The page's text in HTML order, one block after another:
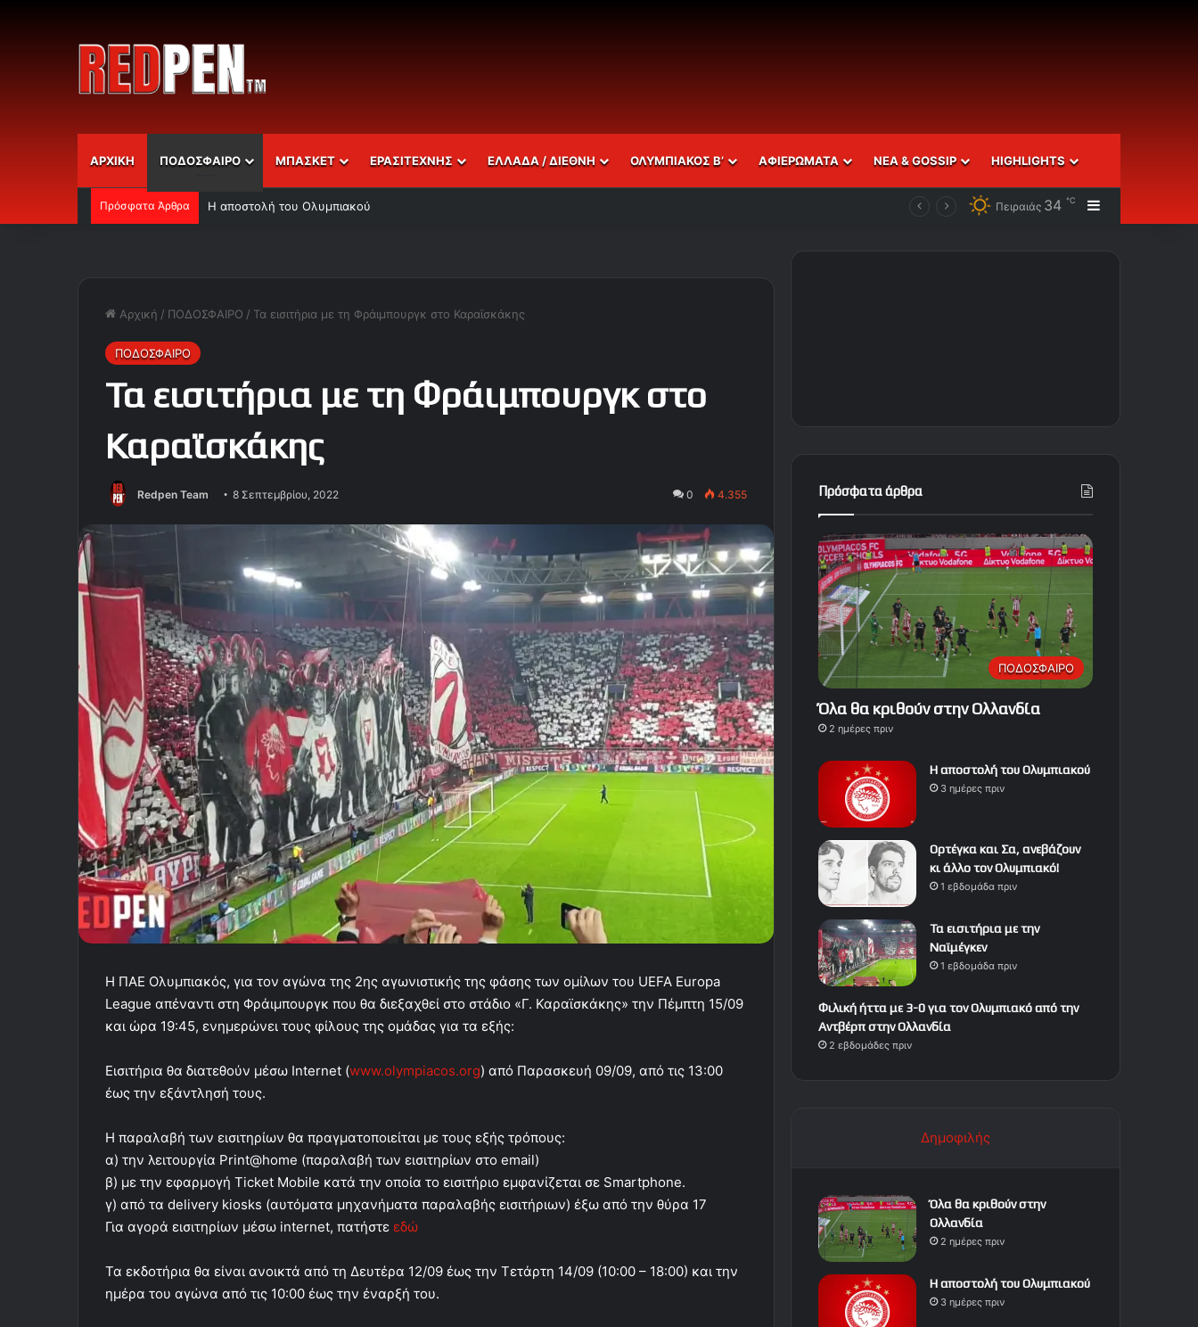
ΑΡΧΙΚΗ ΠΟΔΟΣΦΑΙΡΟ ΜΠΑΣΚΕΤ ΕΡΑΣΙΤΕΧΝΗΣ ΕΛΛΑΔΑ / ΔΙΕΘΝΗ ΟΛΥΜΠΙΑΚΟΣ Β’ ΑΦΙΕΡΩΜΑΤΑ ΝΕΑ & GOSSIP HIGHLIGHTS
Πρόσφατα Άρθρα Η αποστολή του Ολυμπιακού Πειραιάς 34 ℃ Sidebar
Αρχική / ΠΟΔΟΣΦΑΙΡΟ / Τα εισιτήρια με τη Φράιμπουργκ στο Καραϊσκάκης
ΠΟΔΟΣΦΑΙΡΟ
Τα εισιτήρια με τη Φράιμπουργκ στο
Καραϊσκάκης
Redpen Team 8 Σεπτεμβρίου, 2022 0 4.355
H ΠΑΕ Ολυμπιακός, για τον αγώνα της 2ης αγωνιστικής της φάσης των ομίλων του UEFA Europa
League απέναντι στη Φράιμπουργκ που θα διεξαχθεί στο στάδιο «Γ. Καραϊσκάκης» την Πέμπτη 15/09
και ώρα 19:45, ενημερώνει τους φίλους της ομάδας για τα εξής:
Εισιτήρια θα διατεθούν μέσω Internet (www.olympiacos.org) από Παρασκευή 09/09, από τις 13:00
έως την εξάντλησή τους.
Η παραλαβή των εισιτηρίων θα πραγματοποιείται με τους εξής τρόπους:
α) την λειτουργία Print@home (παραλαβή των εισιτηρίων στο email)
β) με την εφαρμογή Ticket Mobile κατά την οποία το εισιτήριο εμφανίζεται σε Smartphone.
γ) από τα delivery kiosks (αυτόματα μηχανήματα παραλαβής εισιτήριων) έξω από την θύρα 17
Για αγορά εισιτηρίων μέσω internet, πατήστε εδώ
Τα εκδοτήρια θα είναι ανοικτά από τη Δευτέρα 12/09 έως την Τετάρτη 14/09 (10:00 – 18:00) και την
ημέρα του αγώνα από τις 10:00 έως την έναρξή του.
Πρόσφατα άρθρα
ΠΟΔΟΣΦΑΙΡΟ
Όλα θα κριθούν στην Ολλανδία
2 ημέρες πριν
Η αποστολή του Ολυμπιακού
3 ημέρες πριν
Ορτέγκα και Σα, ανεβάζουν
κι άλλο τον Ολυμπιακό!
1 εβδομάδα πριν
Τα εισιτήρια με την
Ναϊμέγκεν
1 εβδομάδα πριν
Φιλική ήττα με 3-0 για τον Ολυμπιακό από την
Αντβέρπ στην Ολλανδία
2 εβδομάδες πριν
Δημοφιλής
Όλα θα κριθούν στην
Ολλανδία
2 ημέρες πριν
Η αποστολή του Ολυμπιακού
3 ημέρες πριν